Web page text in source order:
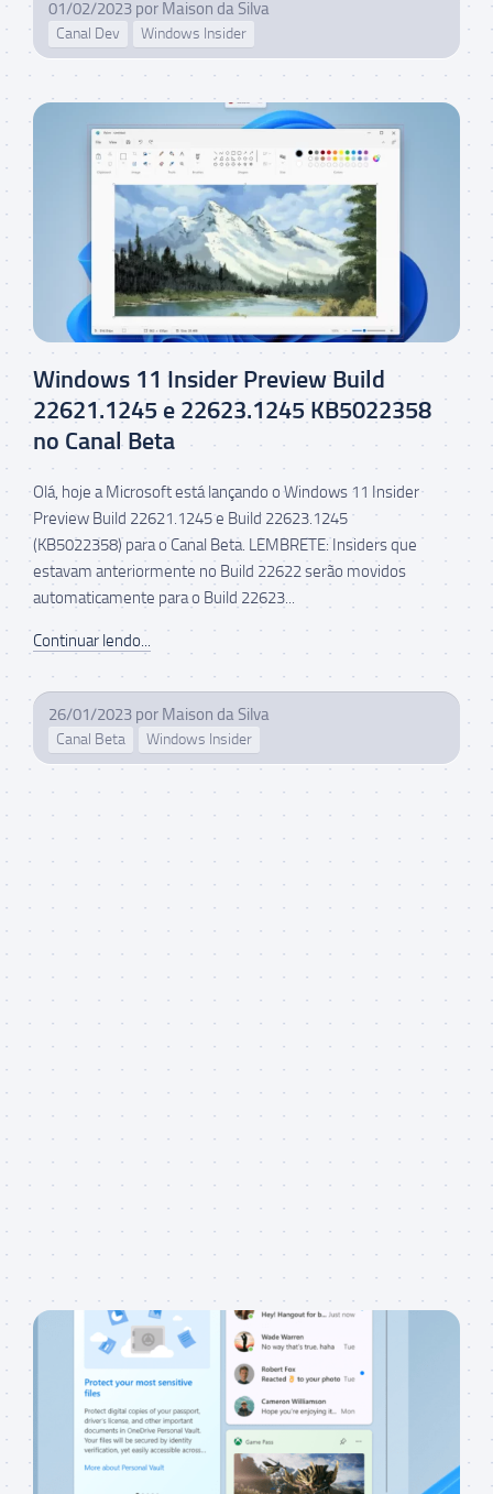
01/02/2023 por Maison da Silva
Canal Dev Windows Insider
Windows 11 Insider Preview Build
22621.1245 e 22623.1245 KB5022358
no Canal Beta
Olá, hoje a Microsoft está lançando o Windows 11 Insider
Preview Build 22621.1245 e Build 22623.1245
(KB5022358) para o Canal Beta. LEMBRETE: Insiders que
estavam anteriormente no Build 22622 serão movidos
automaticamente para o Build 22623...
Continuar lendo...
26/01/2023 por Maison da Silva
Canal Beta Windows Insider